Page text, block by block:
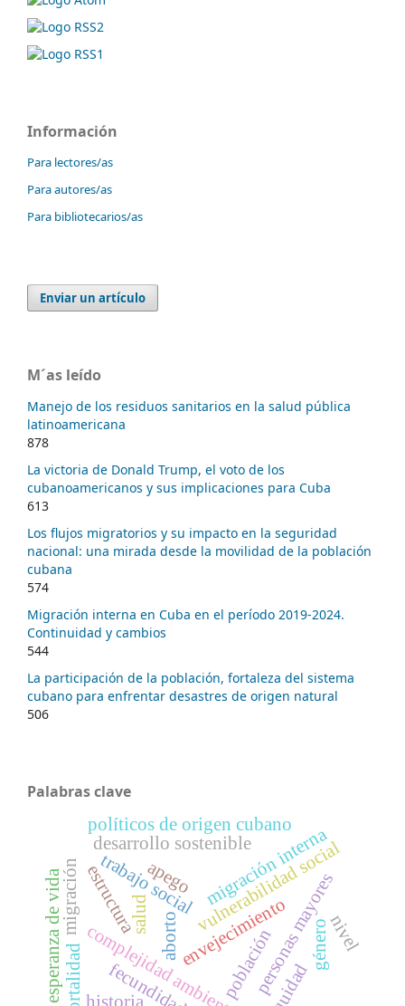
Información
Para lectores/as
Para autores/as
Para bibliotecarios/as
Enviar un artículo
M´as leído
Manejo de los residuos sanitarios en la salud pública
latinoamericana
878
La victoria de Donald Trump, el voto de los
cubanoamericanos y sus implicaciones para Cuba
613
Los flujos migratorios y su impacto en la seguridad
nacional: una mirada desde la movilidad de la población
cubana
574
Migración interna en Cuba en el período 2019-2024.
Continuidad y cambios
544
La participación de la población, fortaleza del sistema
cubano para enfrentar desastres de origen natural
506
Palabras clave
complejidad ambientalpoblación
vulnerabilidad social
trabajo social personas mayores
envejecimiento
migración interna
género
desarrollo sostenible
políticos de origen cubano
estructura
fecundidad
nivel
mortalidad
migración
aborto
salud
historia
esperanza de vida equidad
apego